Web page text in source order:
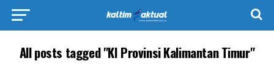
All posts tagged "KI Provinsi Kalimantan Timur"